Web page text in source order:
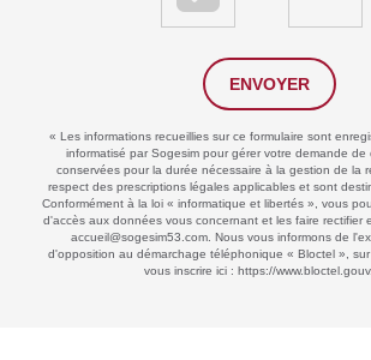
ENVOYER
« Les informations recueillies sur ce formulaire sont
informatisé par Sogesim pour gérer votre demande de
conservées pour la durée nécessaire à la gestion de la
respect des prescriptions légales applicables et sont
Conformément à la loi « informatique et libertés », vous
d'accès aux données vous concernant et les faire rectifier
accueil@sogesim53.com. Nous vous informons de
d'opposition au démarchage téléphonique « Bloctel »,
vous inscrire ici : https://